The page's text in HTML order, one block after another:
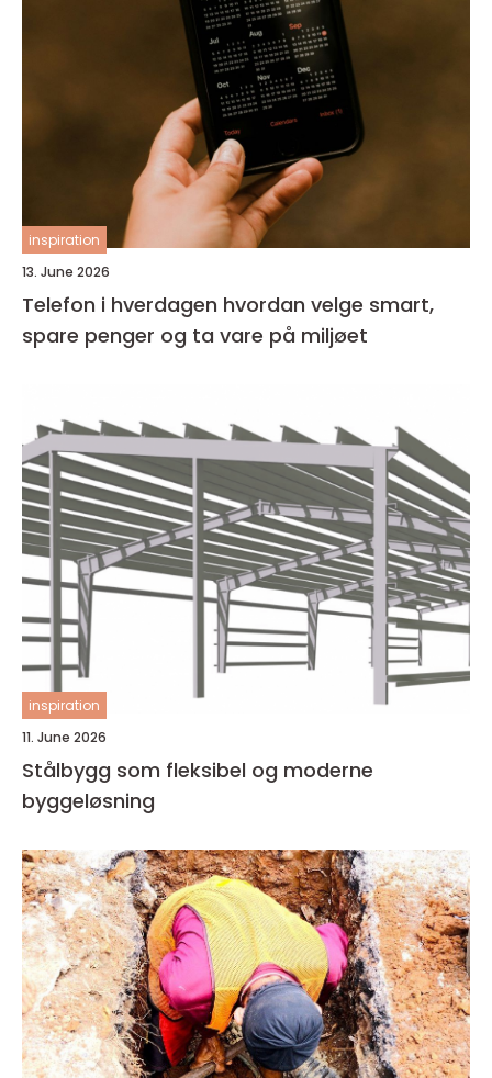
inspiration
13. June 2026
Telefon i hverdagen hvordan velge smart,
spare penger og ta vare på miljøet
inspiration
11. June 2026
Stålbygg som fleksibel og moderne
byggeløsning